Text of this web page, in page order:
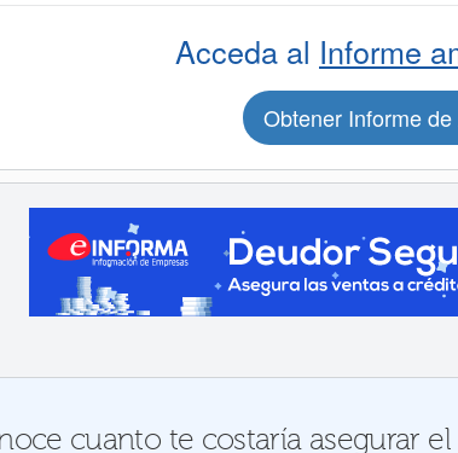
Acceda al Informe
Obtener Informe
cuanto te costaría asegurar el